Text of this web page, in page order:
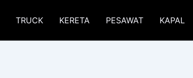
TRUCK KERETA PESAWAT KAPAL